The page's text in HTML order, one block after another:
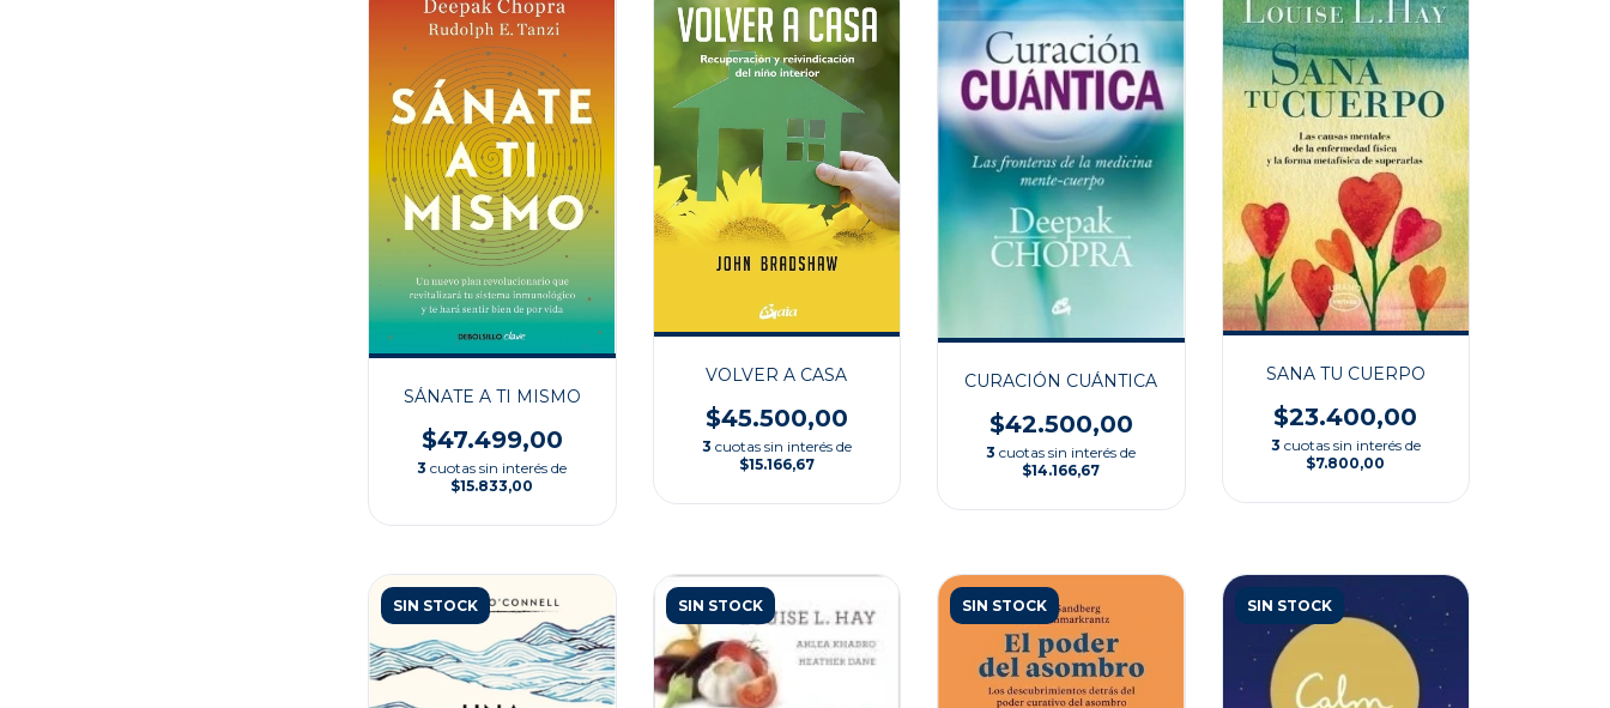
SÁNATE A TI MISMO
$47.499,00
3 cuotas sin interés de
$15.833,00
VOLVER A CASA
$45.500,00
3 cuotas sin interés de
$15.166,67
CURACIÓN CUÁNTICA
$42.500,00
3 cuotas sin interés de
$14.166,67
SANA TU CUERPO
$23.400,00
3 cuotas sin interés de
$7.800,00
SIN STOCK SIN STOCK SIN STOCK SIN STOCK